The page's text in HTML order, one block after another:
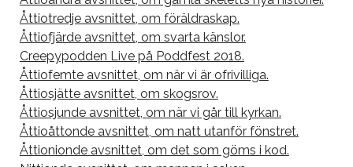
Åttiotredje avsnittet, om föräldraskap.
Åttiofjärde avsnittet, om svarta känslor.
Creepypodden Live på Poddfest 2018.
Åttiofemte avsnittet, om när vi är ofrivilliga.
Åttiosjätte avsnittet, om skogsrov.
Åttiosjunde avsnittet, om när vi går till kyrkan.
Åttioåttonde avsnittet, om natt utanför fönstret.
Åttionionde avsnittet, om det som göms i kod.